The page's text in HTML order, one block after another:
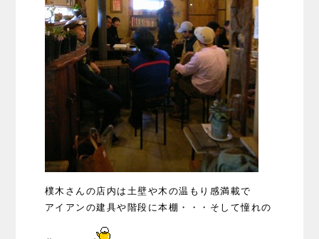
樸木さんの店内は土壁や木の温もり感満載で
アイアンの建具や階段に本棚・・・そして憧れの